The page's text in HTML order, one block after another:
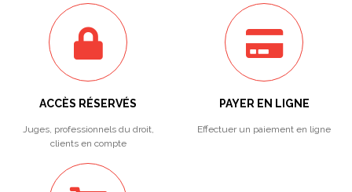
ACCÈS RÉSERVÉS
Juges, professionnels du droit,
clients en compte
PAYER EN LIGNE
Effectuer un paiement en ligne